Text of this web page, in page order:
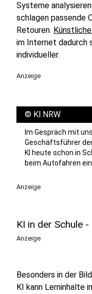
Systeme
schlagen passende
Retouren.
im Internet dadurch
individueller.
Anzeige
© KI.NRW
Im Gespräch mit
Geschäftsführer
KI heute schon in
beim Autofahren
Anzeige
KI in der Schule
Anzeige
Besonders in der
KI kann Lerninhalte